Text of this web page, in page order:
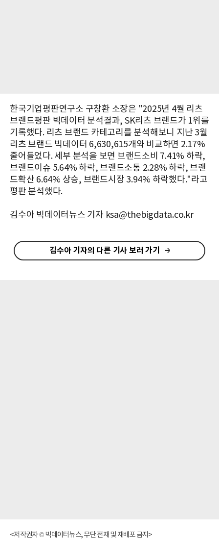
​​한국기업평판연구소 구창환 소장은 "2025년 4월 리츠
브랜드평판 빅데이터 분석결과, SK리츠 브랜드가 1위를
기록했다. 리츠 브랜드 카테고리를 분석해보니 지난 3월
리츠 브랜드 빅데이터 6,630,615개와 비교하면 2.17%
줄어들었다. 세부 분석을 보면 브랜드소비 7.41% 하락,
브랜드이슈 5.64% 하락, 브랜드소통 2.28% 하락, 브랜
드확산 6.64% 상승, 브랜드시장 3.94% 하락했다."라고
평판 분석했다.
김수아 빅데이터뉴스 기자 ksa@thebigdata.co.kr
김수아 기자의 다른 기사 보러 가기
<저작권자 © 빅데이터뉴스, 무단 전재 및 재배포 금지>